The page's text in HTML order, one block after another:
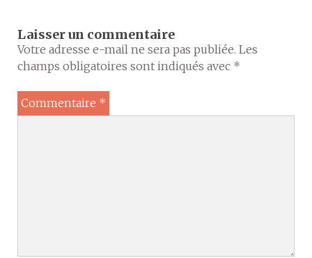
Laisser un commentaire
Votre adresse e-mail ne sera pas publiée. Les
champs obligatoires sont indiqués avec *
Commentaire *